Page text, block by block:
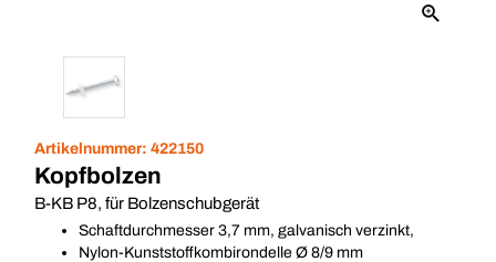
Artikelnummer: 422150
Kopfbolzen
B-KB P8, für Bolzenschubgerät
Schaftdurchmesser 3,7 mm, galvanisch verzinkt,
Nylon-Kunststoffkombirondelle Ø 8/9 mm